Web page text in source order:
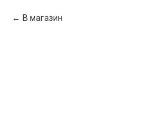
В магазин